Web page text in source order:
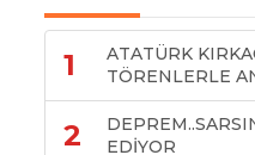
1
ATATÜRK
TÖRENLERLE
2
EDİYOR